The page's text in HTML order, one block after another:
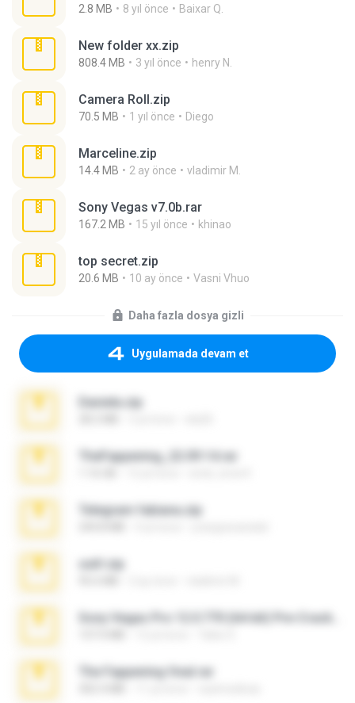
2.8 MB 8 yıl önce Baixar Q.
New folder xx.zip
808.4 MB 3 yıl önce henry N.
Camera Roll.zip
70.5 MB 1 yıl önce Diego
Marceline.zip
14.4 MB 2 ay önce vladimir M.
Sony Vegas v7.0b.rar
167.2 MB 15 yıl önce khinao
top secret.zip
20.6 MB 10 ay önce Vasni Vhuo
Daha fazla dosya gizli
Uygulamada devam et
Daniela.zip
TheFappening_22.09.14.rar
Telegram fabiana.zip
ouh!.zip
The Fappening final.rar